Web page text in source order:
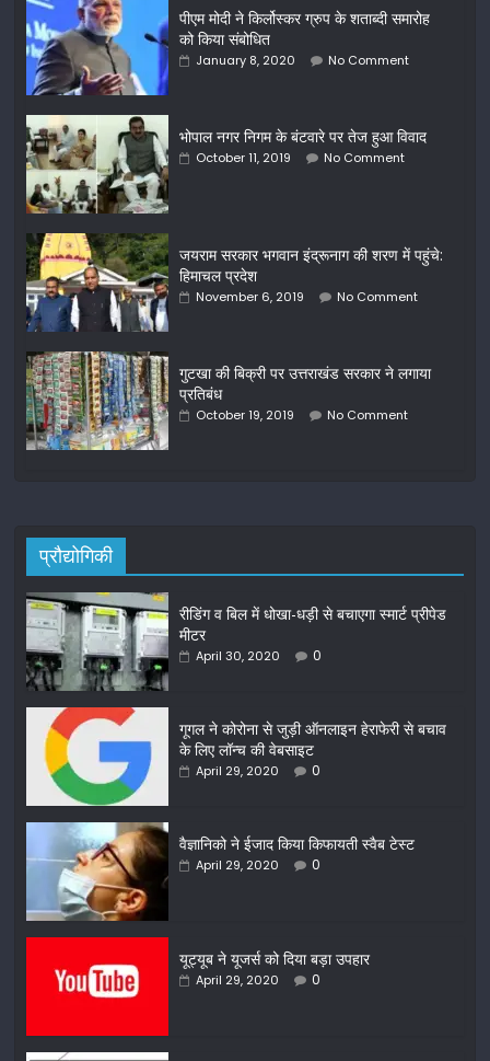
पीएम मोदी ने किर्लोस्कर ग्रुप के शताब्दी समारोह
को किया संबोधित
January 8, 2020 No Comment
भोपाल नगर निगम के बंटवारे पर तेज हुआ विवाद
October 11, 2019 No Comment
जयराम सरकार भगवान इंद्रूनाग की शरण में पहुंचे:
हिमाचल प्रदेश
November 6, 2019 No Comment
गुटखा की बिक्री पर उत्तराखंड सरकार ने लगाया
प्रतिबंध
October 19, 2019 No Comment
प्रौद्योगिकी
रीडिंग व बिल में धोखा-धड़ी से बचाएगा स्मार्ट प्रीपेड
मीटर
April 30, 2020 0
गूगल ने कोरोना से जुड़ी ऑनलाइन हेराफेरी से बचाव
के लिए लॉन्च की वेबसाइट
April 29, 2020 0
वैज्ञानिको ने ईजाद किया किफायती स्वैब टेस्ट
April 29, 2020 0
यूट्यूब ने यूजर्स को दिया बड़ा उपहार
April 29, 2020 0